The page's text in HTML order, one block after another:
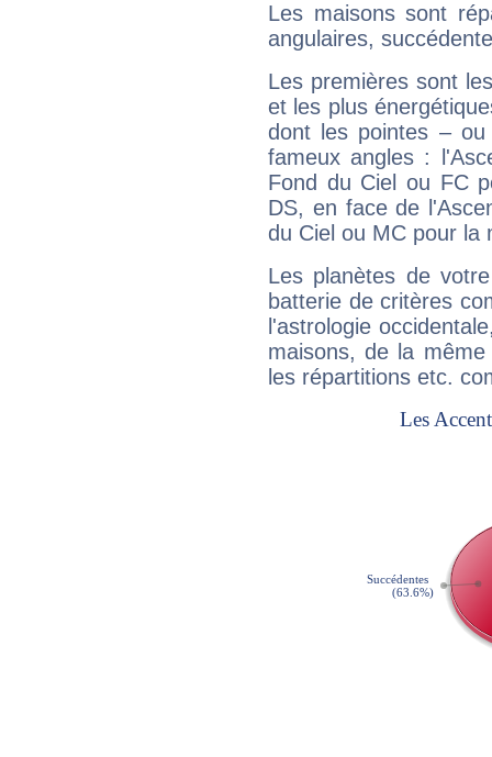
Les maisons sont
angulaires,
Les premières sont
et les plus
dont les pointes –
fameux angles :
Fond du Ciel ou FC
DS, en face de
du Ciel ou MC pour la
Les planètes de
batterie de critères
l'astrologie
maisons, de la
les répartitions etc.